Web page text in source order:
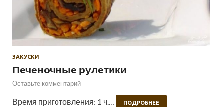
ЗАКУСКИ
Печеночные рулетики
Оставьте комментарий
Время приготовления: 1 ч.… ПОДРОБНЕЕ